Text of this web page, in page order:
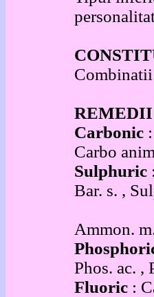
Carbonic
Carbo
Sulphuric
Bar. s. ,
Ammon.
Phos. ac. ,
Fluoric :